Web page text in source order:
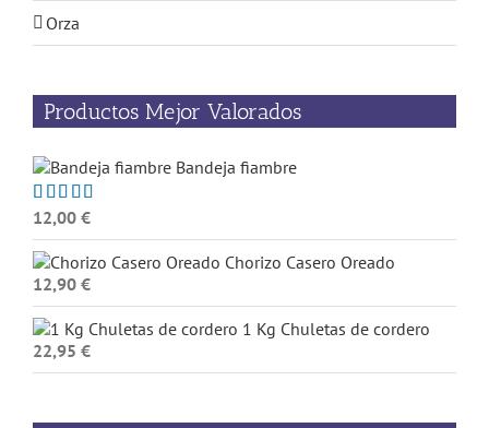
Orza
Productos Mejor Valorados
Bandeja fiambre
Valorado
con5.00de
5
12,00 €
Chorizo Casero Oreado
12,90 €
1 Kg Chuletas de cordero
22,95 €